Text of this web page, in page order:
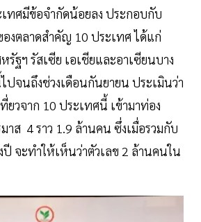
เทศมีข้อจำกัดน้อยลง ประกอบกับ
องตลาดสำคัญ 10 ประเทศ ได้แก่
ฐฯ รัสเซีย เอเชียและอาเซียนบาง
จนถึงช่วงเดือนกันยายน ประเมินว่า
ยวจาก 10 ประเทศนี้ เข้ามาท่อง
าส 4 ราว 1.9 ล้านคน ซึ่งเมื่อรวมกับ
ปี จะทำให้เห็นว่าตัวเลข 2 ล้านคนใน